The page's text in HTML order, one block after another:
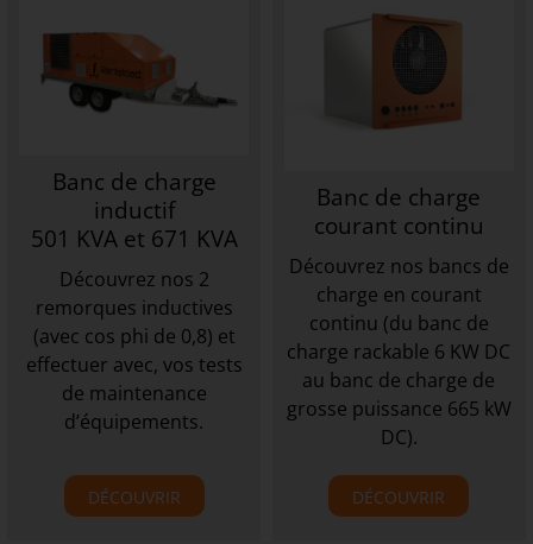
Banc de charge
inductif
501 KVA et 671 KVA
Découvrez nos 2
remorques inductives
(avec cos phi de 0,8) et
effectuer avec, vos tests
de maintenance
d’équipements.
DÉCOUVRIR
Banc de charge
courant continu
Découvrez nos bancs de
charge en courant
continu (du banc de
charge rackable 6 KW DC
au banc de charge de
grosse puissance 665 kW
DC).
DÉCOUVRIR